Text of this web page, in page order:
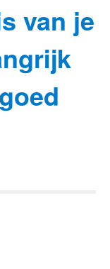
van je